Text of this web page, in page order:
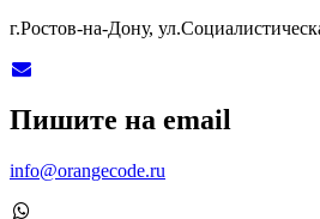
г.Ростов-на-Дону,
Пишите на email
info@orangecode.ru